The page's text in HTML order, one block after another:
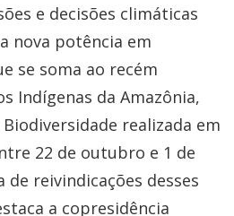
e decisões climáticas
nova potência em
se soma ao recém
Indígenas da Amazônia,
realizada em
22 de outubro e 1 de
reivindicações desses
a copresidência